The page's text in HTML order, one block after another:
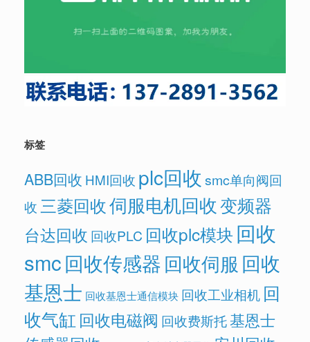
标签
ABB回收 HMI回收 plc回收 smc单向阀回
收三菱回收伺服电机回收变频器
台达回收 回收PLC 回收plc模块 回收
smc回收传感器回收伺服 回收
基恩士 回收基恩士通信模块 回收工业相机 回
收气缸 回收电磁阀 回收费斯托基恩士